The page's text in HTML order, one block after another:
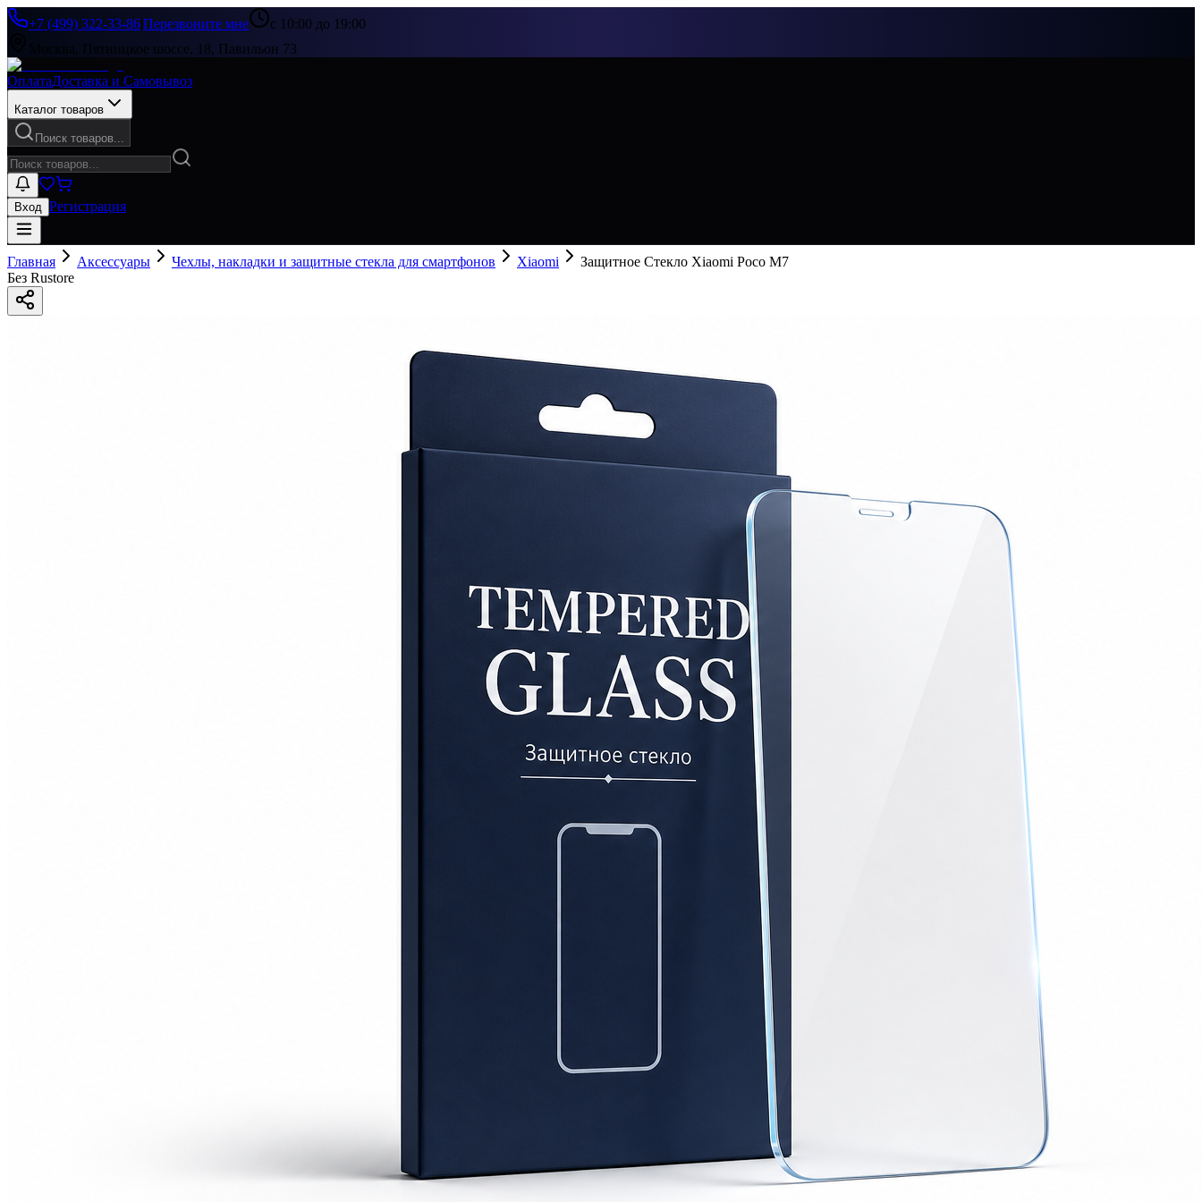
+7 (499) 322-33-86|Перезвоните мне
с 10:00 до 19:00
Москва, Пятницкое шоссе, 18, Павильон 73
ОплатаДоставка и Самовывоз
Каталог товаров
Поиск товаров...
Вход Регистрация
Главная Аксессуары Чехлы, накладки и защитные стекла для смартфонов Xiaomi
Защитное Стекло Xiaomi Poco M7
Без Rustore